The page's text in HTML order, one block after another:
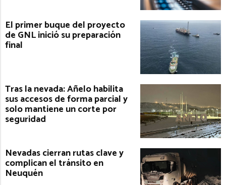
El primer buque del proyecto
de GNL inició su preparación
final
Tras la nevada: Añelo habilita
sus accesos de forma parcial y
solo mantiene un corte por
seguridad
Nevadas cierran rutas clave y
complican el tránsito en
Neuquén